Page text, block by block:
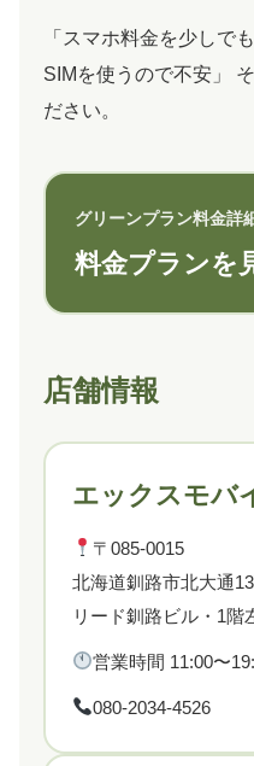
「スマホ料金を少しで
SIMを使うので不安」
ださい。
グリーンプラン料金詳
料金プランを
店舗情報
エックスモバ
〒085-0015
北海道釧路市北大通
リード釧路ビル・1階
営業時間 11:00〜
080-2034-4526